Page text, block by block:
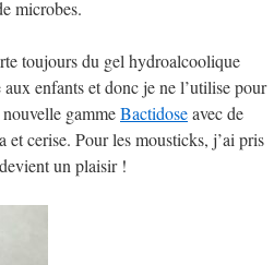
microbes.
toujours du gel hydroalcoolique
aux enfants et donc je ne l’utilise pour
gammeBactidoseavec de
cerise. Pour les mousticks, j’ai pris
un plaisir !